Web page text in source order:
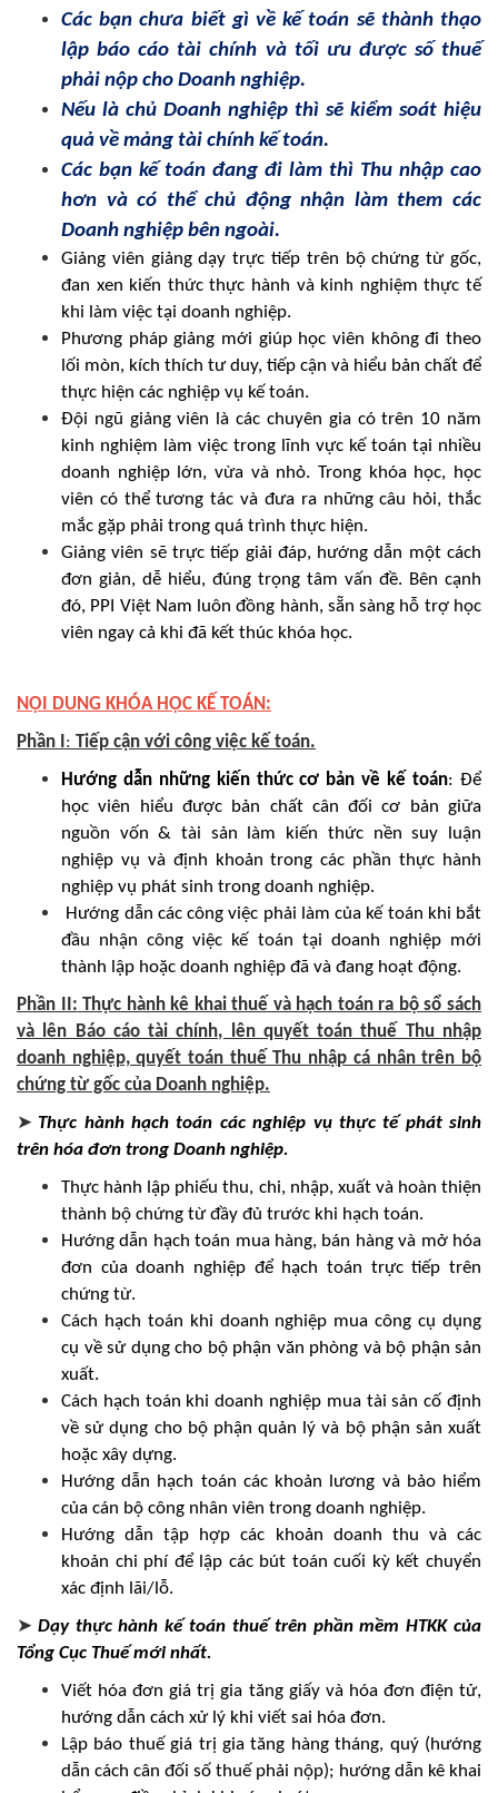
Các bạn chưa biết gì về kế toán sẽ thành thạo
lập báo cáo tài chính và tối ưu được số thuế
phải nộp cho Doanh nghiệp.
Nếu là chủ Doanh nghiệp thì sẽ kiểm soát hiệu
quả về mảng tài chính kế toán.
Các bạn kế toán đang đi làm thì Thu nhập cao
hơn và có thể chủ động nhận làm them các
Doanh nghiệp bên ngoài.
Giảng viên giảng dạy trực tiếp trên bộ chứng từ gốc,
đan xen kiến thức thực hành và kinh nghiệm thực tế
khi làm việc tại doanh nghiệp.
Phương pháp giảng mới giúp học viên không đi theo
lối mòn, kích thích tư duy, tiếp cận và hiểu bản chất để
thực hiện các nghiệp vụ kế toán.
Đội ngũ giảng viên là các chuyên gia có trên 10 năm
kinh nghiệm làm việc trong lĩnh vực kế toán tại nhiều
doanh nghiệp lớn, vừa và nhỏ. Trong khóa học, học
viên có thể tương tác và đưa ra những câu hỏi, thắc
mắc gặp phải trong quá trình thực hiện.
Giảng viên sẽ trực tiếp giải đáp, hướng dẫn một cách
đơn giản, dễ hiểu, đúng trọng tâm vấn đề. Bên cạnh
đó, PPI Việt Nam luôn đồng hành, sẵn sàng hỗ trợ học
viên ngay cả khi đã kết thúc khóa học.
NỘI DUNG KHÓA HỌC KẾ TOÁN:
Phần I : Tiếp cận với công việc kế toán.
Hướng dẫn những kiến thức cơ bản về kế toán: Để
học viên hiểu được bản chất cân đối cơ bản giữa
nguồn vốn & tài sản làm kiến thức nền suy luận
nghiệp vụ và định khoản trong các phần thực hành
nghiệp vụ phát sinh trong doanh nghiệp.
Hướng dẫn các công việc phải làm của kế toán khi bắt
đầu nhận công việc kế toán tại doanh nghiệp mới
thành lập hoặc doanh nghiệp đã và đang hoạt động.
Phần II:
Thực hành kê khai thuế và hạch toán ra bộ sổ sách
và lên Báo cáo tài chính, lên quyết toán thuế Thu nhập
doanh nghiệp, quyết toán thuế Thu nhập cá nhân trên bộ
chứng từ gốc của Doanh nghiệp.
➤ Thực hành hạch toán các nghiệp vụ thực tế phát sinh
trên hóa đơn trong Doanh nghiệp.
Thực hành lập phiếu thu, chi, nhập, xuất và hoàn thiện
thành bộ chứng từ đầy đủ trước khi hạch toán.
Hướng dẫn hạch toán mua hàng, bán hàng và mở hóa
đơn của doanh nghiệp để hạch toán trực tiếp trên
chứng từ.
Cách hạch toán khi doanh nghiệp mua công cụ dụng
cụ về sử dụng cho bộ phận văn phòng và bộ phận sản
xuất.
Cách hạch toán khi doanh nghiệp mua tài sản cố định
về sử dụng cho bộ phận quản lý và bộ phận sản xuất
hoặc xây dựng.
Hướng dẫn hạch toán các khoản lương và bảo hiểm
của cán bộ công nhân viên trong doanh nghiệp.
Hướng dẫn tập hợp các khoản doanh thu và các
khoản chi phí để lập các bút toán cuối kỳ kết chuyển
xác định lãi/lỗ.
➤ Dạy thực hành kế toán thuế trên phần mềm HTKK của
Tổng Cục Thuế mới nhất.
Viết hóa đơn giá trị gia tăng giấy và hóa đơn điện tử,
hướng dẫn cách xử lý khi viết sai hóa đơn.
Lập báo thuế giá trị gia tăng hàng tháng, quý (hướng
dẫn cách cân đối số thuế phải nộp); hướng dẫn kê khai